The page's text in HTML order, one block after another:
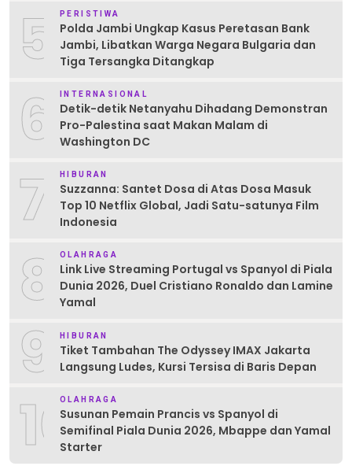
5 PERISTIWA
Polda Jambi Ungkap Kasus Peretasan Bank
Jambi, Libatkan Warga Negara Bulgaria dan
Tiga Tersangka Ditangkap
6 INTERNASIONAL
Detik-detik Netanyahu Dihadang Demonstran
Pro-Palestina saat Makan Malam di
Washington DC
7 HIBURAN
Suzzanna: Santet Dosa di Atas Dosa Masuk
Top 10 Netflix Global, Jadi Satu-satunya Film
Indonesia
8 OLAHRAGA
Link Live Streaming Portugal vs Spanyol di Piala
Dunia 2026, Duel Cristiano Ronaldo dan Lamine
Yamal
9 HIBURAN
Tiket Tambahan The Odyssey IMAX Jakarta
Langsung Ludes, Kursi Tersisa di Baris Depan
10OLAHRAGA
Susunan Pemain Prancis vs Spanyol di
Semifinal Piala Dunia 2026, Mbappe dan Yamal
Starter